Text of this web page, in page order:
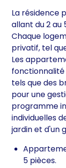
La résidence
allant du 2 au
Chaque
privatif, tel
Les
tels que des
pour une
programme
individuelles
jardin et d'un
5 pièces.